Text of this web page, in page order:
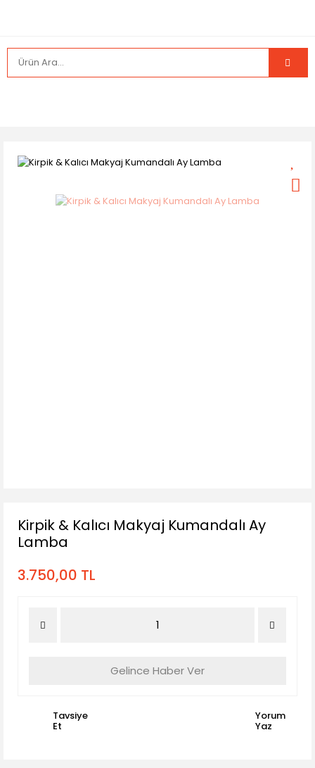
Kirpik & Kalıcı Makyaj Kumandalı Ay
Lamba
3.750,00 TL
Gelince Haber Ver
Tavsiye
Et
Yorum
Yaz